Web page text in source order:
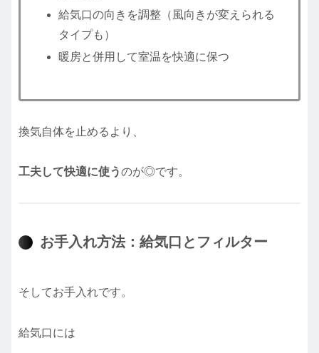
給気口の向きを調整（風向きが変えられる
タイプも）
暖房と併用して室温を快適に保つ
換気自体を止めるより、
工夫して快適に使うのが◎です。
お手入れ方法：給気口とフィルター
そしてお手入れです。
給気口には